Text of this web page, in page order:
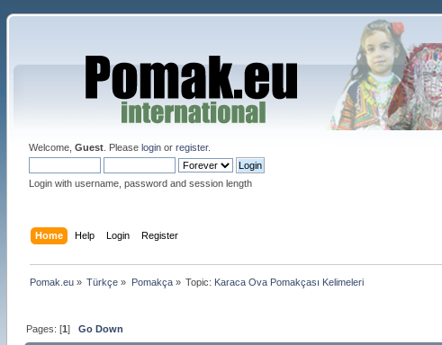
Welcome, Guest. Please loginor register.
Login with username, password and session length
Home Help Login Register
Pomak.eu» Türkçe » Pomakça» Topic: Karaca Ova Pomakçası Kelimeleri
Pages: [1] Go Down